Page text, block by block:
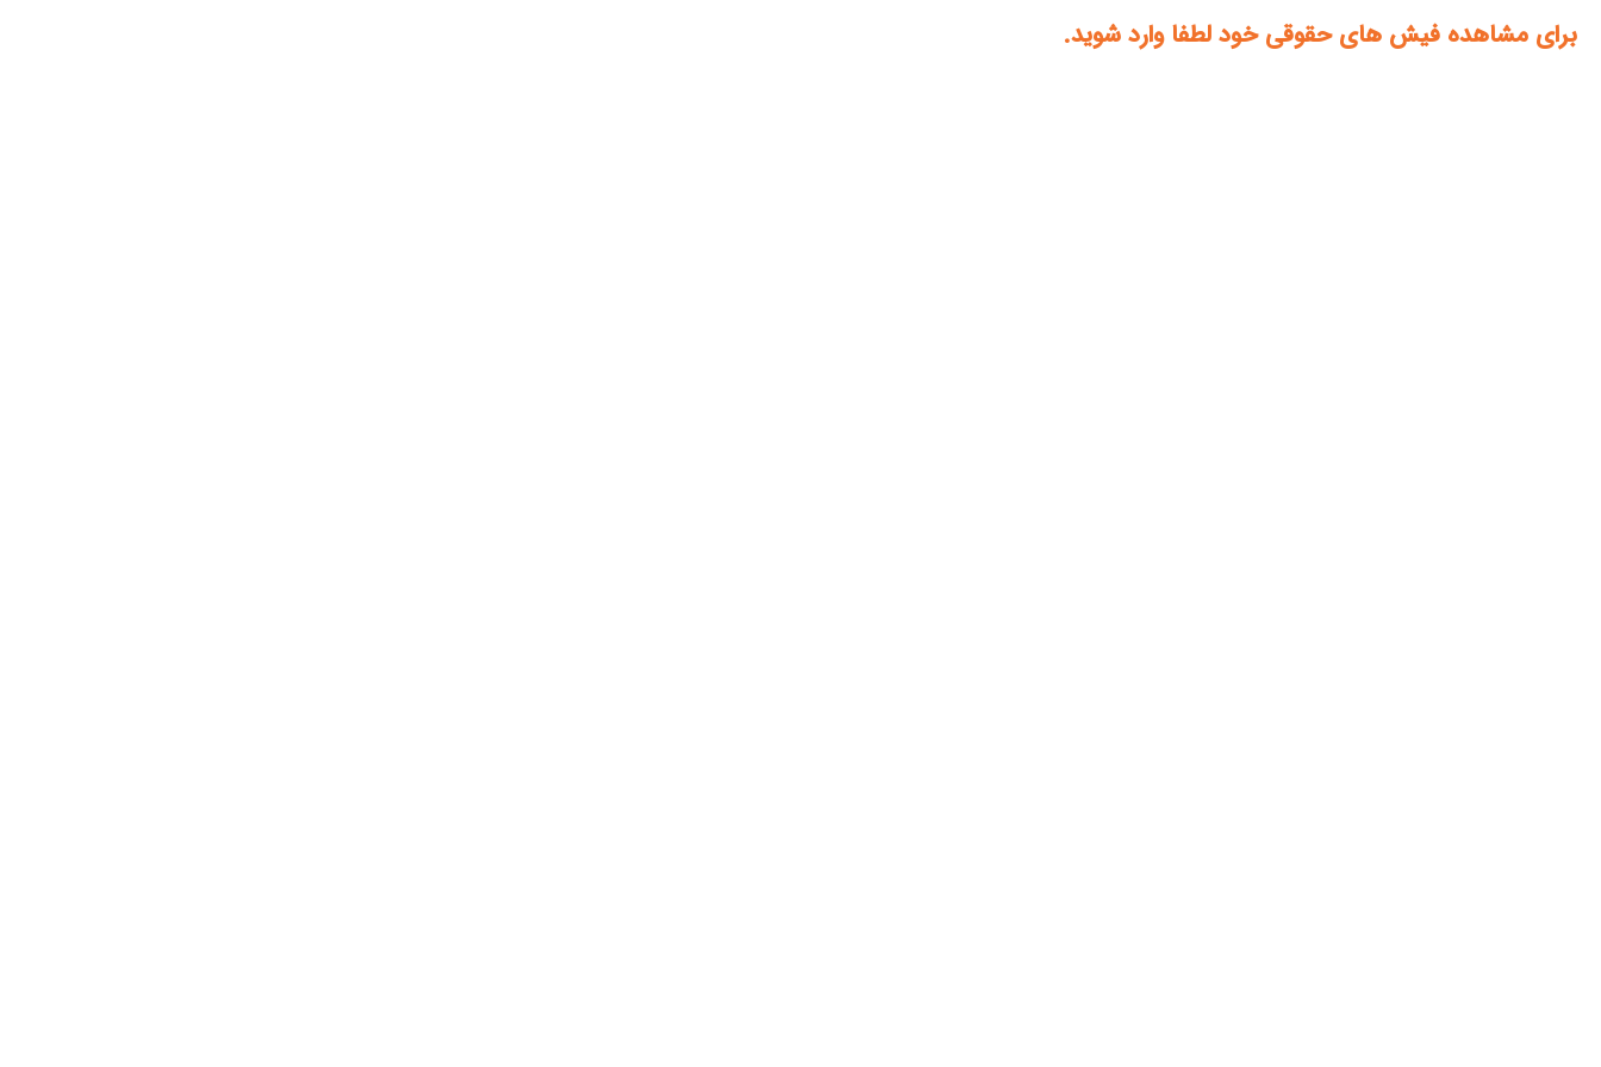
برای مشاهده فیش های حقوقی خود لطفا وارد شوید.